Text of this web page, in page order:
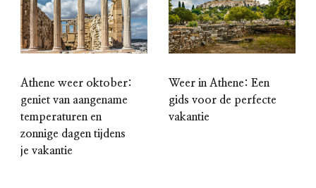
Athene weer oktober:
geniet van aangename
temperaturen en
zonnige dagen tijdens
je vakantie
Weer in Athene: Een
gids voor de perfecte
vakantie